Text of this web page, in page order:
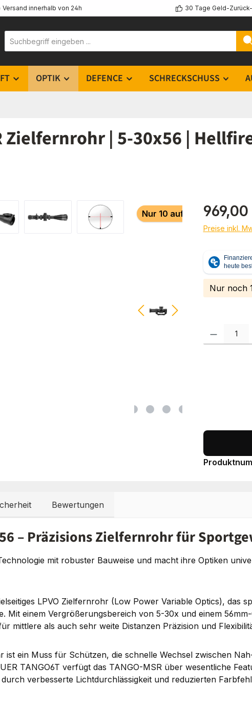
Versand innerhalb von 24h 30 Tage Geld-
OPTIK DEFENCE SCHRECKSCHUSS
Zielfernrohr | 5-30x56 |
Nur 10 auf Lager!
Regulärer
969,00
Preise inkl.
Nur noch
Produkt
Bewertungen
– Präzisions Zielfernrohr für
mit robuster Bauweise und macht ihre Optiken
LPVO Zielfernrohr (Low Power Variable Optics),
einem Vergrößerungsbereich von 5-30x und einem
mittlere als auch sehr weite Distanzen Präzision und
ist ein Muss für Schützen, die schnelle Wechsel zwischen
TANGO6T verfügt das TANGO-MSR über wesentliche
verbesserte Lichtdurchlässigkeit und reduzierten